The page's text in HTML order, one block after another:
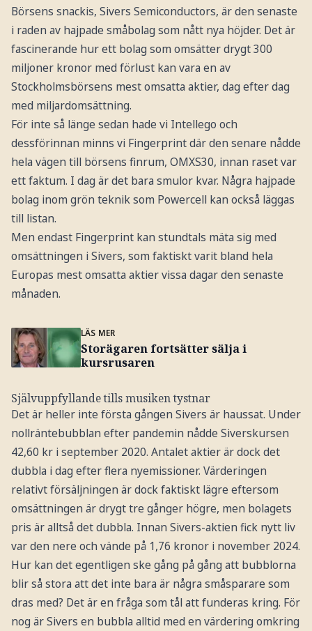
Börsens snackis, Sivers Semiconductors, är den senaste
i raden av hajpade småbolag som nått nya höjder. Det är
fascinerande hur ett bolag som omsätter drygt 300
miljoner kronor med förlust kan vara en av
Stockholmsbörsens mest omsatta aktier, dag efter dag
med miljardomsättning.
För inte så länge sedan hade vi Intellego och
dessförinnan minns vi Fingerprint där den senare nådde
hela vägen till börsens finrum, OMXS30, innan raset var
ett faktum. I dag är det bara smulor kvar. Några hajpade
bolag inom grön teknik som Powercell kan också läggas
till listan.
Men endast Fingerprint kan stundtals mäta sig med
omsättningen i Sivers, som faktiskt varit bland hela
Europas mest omsatta aktier vissa dagar den senaste
månaden.
LÄS MER
Storägaren fortsätter sälja i
kursrusaren
Självuppfyllande tills musiken tystnar
Det är heller inte första gången Sivers är haussat. Under
nollräntebubblan efter pandemin nådde Siverskursen
42,60 kr i september 2020. Antalet aktier är dock det
dubbla i dag efter flera nyemissioner. Värderingen
relativt försäljningen är dock faktiskt lägre eftersom
omsättningen är drygt tre gånger högre, men bolagets
pris är alltså det dubbla. Innan Sivers-aktien fick nytt liv
var den nere och vände på 1,76 kronor i november 2024.
Hur kan det egentligen ske gång på gång att bubblorna
blir så stora att det inte bara är några småsparare som
dras med? Det är en fråga som tål att funderas kring. För
nog är Sivers en bubbla alltid med en värdering omkring